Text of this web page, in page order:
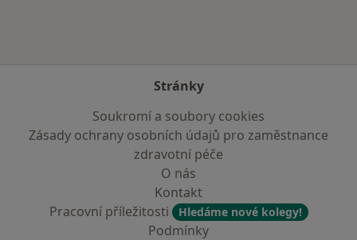
Stránky
Soukromí a soubory cookies
Zásady ochrany osobních údajů pro zaměstnance
zdravotní péče
O nás
Kontakt
Pracovní příležitosti
Hledáme nové kolegy!
Podmínky